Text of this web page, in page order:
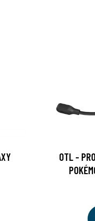
OTL -